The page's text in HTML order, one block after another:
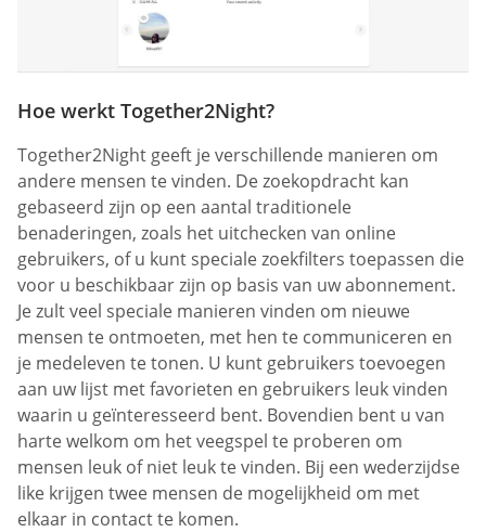
Hoe werkt Together2Night?
Together2Night geeft je verschillende manieren om
andere mensen te vinden. De zoekopdracht kan
gebaseerd zijn op een aantal traditionele
benaderingen, zoals het uitchecken van online
gebruikers, of u kunt speciale zoekfilters toepassen die
voor u beschikbaar zijn op basis van uw abonnement.
Je zult veel speciale manieren vinden om nieuwe
mensen te ontmoeten, met hen te communiceren en
je medeleven te tonen. U kunt gebruikers toevoegen
aan uw lijst met favorieten en gebruikers leuk vinden
waarin u geïnteresseerd bent. Bovendien bent u van
harte welkom om het veegspel te proberen om
mensen leuk of niet leuk te vinden. Bij een wederzijdse
like krijgen twee mensen de mogelijkheid om met
elkaar in contact te komen.